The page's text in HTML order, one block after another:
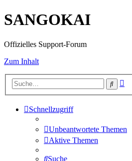
SANGOKAI
Offizielles Support-Forum
Zum Inhalt
Suche
Schnellzugriff
Unbeantwortete Themen
Aktive Themen
Suche